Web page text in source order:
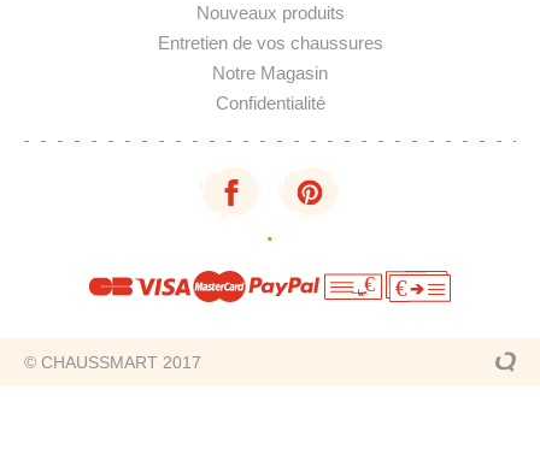
Nouveaux produits
Entretien de vos chaussures
Notre Magasin
Confidentialité
·
€ €
© CHAUSSMART 2017